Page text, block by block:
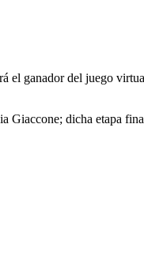
el ganador del juego
dicha etapa